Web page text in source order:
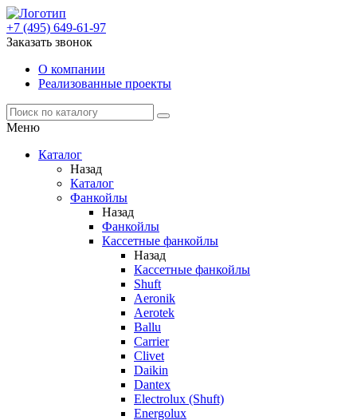
+7 (495) 649-61-97
Заказать звонок
О компании
Реализованные проекты
Меню
Каталог
Назад
Каталог
Фанкойлы
Назад
Фанкойлы
Кассетные фанкойлы
Назад
Кассетные фанкойлы
Shuft
Aeronik
Aerotek
Ballu
Carrier
Clivet
Daikin
Dantex
Electrolux (Shuft)
Energolux